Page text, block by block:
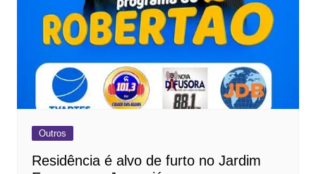
Outros
Residência é alvo de furto no Jardim